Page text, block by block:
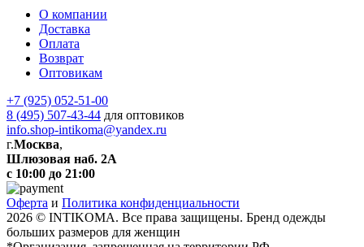
О компании
Доставка
Оплата
Возврат
Оптовикам
+7 (925) 052-51-00
8 (495) 507-43-44 для оптовиков
info.shop-intikoma@yandex.ru
г.Москва,
Шлюзовая наб. 2А
с 10:00 до 21:00
Оферта и Политика конфиденциальности
2026 © INTIKOMA. Все права защищены. Бренд одежды
больших размеров для женщин